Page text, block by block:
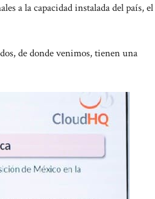
a la capacidad instalada del país, el
de donde venimos, tienen una